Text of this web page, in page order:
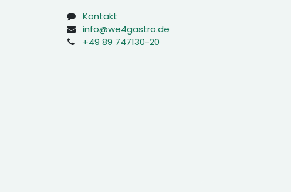
Kontakt
info@we4gastro.de
+49 89 747130-20